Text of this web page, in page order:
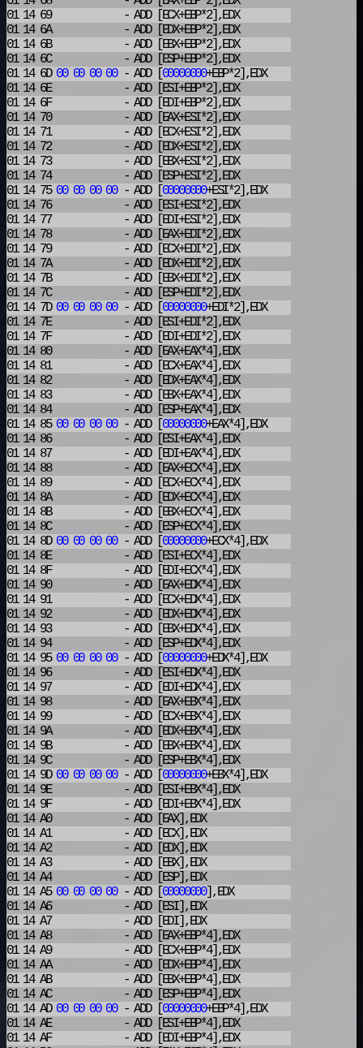
01 14 69
- ADD[ECX+EBP*2],EDX
01 14 6A
- ADD[EDX+EBP*2],EDX
01 14 6B
- ADD[EBX+EBP*2],EDX
01 14 6C
- ADD[ESP+EBP*2],EDX
01 14 6D 00 00 00 00- ADD[ 00000000+EBP*2],EDX
01 14 6E
- ADD[ESI+EBP*2],EDX
01 14 6F
- ADD[EDI+EBP*2],EDX
01 14 70
- ADD[EAX+ESI*2],EDX
01 14 71
- ADD[ECX+ESI*2],EDX
01 14 72
- ADD[EDX+ESI*2],EDX
01 14 73
- ADD[EBX+ESI*2],EDX
01 14 74
- ADD[ESP+ESI*2],EDX
01 14 75 00 00 00 00- ADD[ 00000000+ESI*2],EDX
01 14 76
- ADD[ESI+ESI*2],EDX
01 14 77
- ADD[EDI+ESI*2],EDX
01 14 78
- ADD[EAX+EDI*2],EDX
01 14 79
- ADD[ECX+EDI*2],EDX
01 14 7A
- ADD[EDX+EDI*2],EDX
01 14 7B
- ADD[EBX+EDI*2],EDX
01 14 7C
- ADD[ESP+EDI*2],EDX
01 14 7D 00 00 00 00- ADD[ 00000000+EDI*2],EDX
01 14 7E
- ADD[ESI+EDI*2],EDX
01 14 7F
- ADD[EDI+EDI*2],EDX
01 14 80
- ADD[EAX+EAX*4],EDX
01 14 81
- ADD[ECX+EAX*4],EDX
01 14 82
- ADD[EDX+EAX*4],EDX
01 14 83
- ADD[EBX+EAX*4],EDX
01 14 84
- ADD[ESP+EAX*4],EDX
01 14 85 00 00 00 00- ADD[ 00000000+EAX*4],EDX
01 14 86
- ADD[ESI+EAX*4],EDX
01 14 87
- ADD[EDI+EAX*4],EDX
01 14 88
- ADD[EAX+ECX*4],EDX
01 14 89
- ADD[ECX+ECX*4],EDX
01 14 8A
- ADD[EDX+ECX*4],EDX
01 14 8B
- ADD[EBX+ECX*4],EDX
01 14 8C
- ADD[ESP+ECX*4],EDX
01 14 8D 00 00 00 00- ADD[ 00000000+ECX*4],EDX
01 14 8E
- ADD[ESI+ECX*4],EDX
01 14 8F
- ADD[EDI+ECX*4],EDX
01 14 90
- ADD[EAX+EDX*4],EDX
01 14 91
- ADD[ECX+EDX*4],EDX
01 14 92
- ADD[EDX+EDX*4],EDX
01 14 93
- ADD[EBX+EDX*4],EDX
01 14 94
- ADD[ESP+EDX*4],EDX
01 14 95 00 00 00 00- ADD[ 00000000+EDX*4],EDX
01 14 96
- ADD[ESI+EDX*4],EDX
01 14 97
- ADD[EDI+EDX*4],EDX
01 14 98
- ADD[EAX+EBX*4],EDX
01 14 99
- ADD[ECX+EBX*4],EDX
01 14 9A
- ADD[EDX+EBX*4],EDX
01 14 9B
- ADD[EBX+EBX*4],EDX
01 14 9C
- ADD[ESP+EBX*4],EDX
01 14 9D 00 00 00 00- ADD[ 00000000+EBX*4],EDX
01 14 9E
- ADD[ESI+EBX*4],EDX
01 14 9F
- ADD[EDI+EBX*4],EDX
01 14 A0
- ADD[EAX],EDX
01 14 A1
- ADD[ECX],EDX
01 14 A2
- ADD[EDX],EDX
01 14 A3
- ADD[EBX],EDX
01 14 A4
- ADD[ESP],EDX
01 14 A5 00 00 00 00- ADD[ 00000000],EDX
01 14 A6
- ADD[ESI],EDX
01 14 A7
- ADD[EDI],EDX
01 14 A8
- ADD[EAX+EBP*4],EDX
01 14 A9
- ADD[ECX+EBP*4],EDX
01 14 AA
- ADD[EDX+EBP*4],EDX
01 14 AB
- ADD[EBX+EBP*4],EDX
01 14 AC
- ADD[ESP+EBP*4],EDX
01 14 AD 00 00 00 00- ADD[ 00000000+EBP*4],EDX
01 14 AE
- ADD[ESI+EBP*4],EDX
01 14 AF
- ADD[EDI+EBP*4],EDX